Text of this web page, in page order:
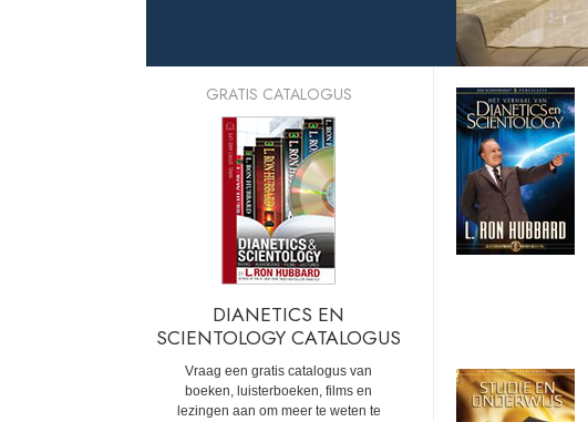
GRATIS CATALOGUS
DIANETICS EN
SCIENTOLOGY CATALOGUS
Vraag een gratis catalogus van
boeken, luisterboeken, films en
lezingen aan om meer te weten te